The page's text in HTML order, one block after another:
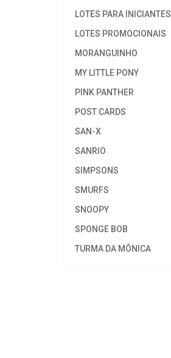
LOTES PARA INICIANTES
LOTES PROMOCIONAIS
MORANGUINHO
MY LITTLE PONY
PINK PANTHER
POST CARDS
SAN-X
SANRIO
SIMPSONS
SMURFS
SNOOPY
SPONGE BOB
TURMA DA MÔNICA